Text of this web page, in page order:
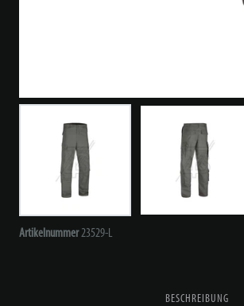
Artikelnummer23529-L
BESCHREIBUNG